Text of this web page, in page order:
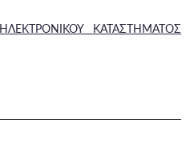
ΚΑΤΑΣΤΗΜΑΤΟΣ